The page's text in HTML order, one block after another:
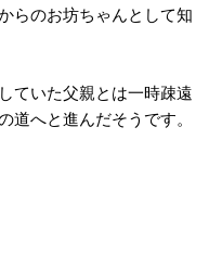
らのお坊ちゃんとして知
ていた父親とは一時疎遠
道へと進んだそうです。